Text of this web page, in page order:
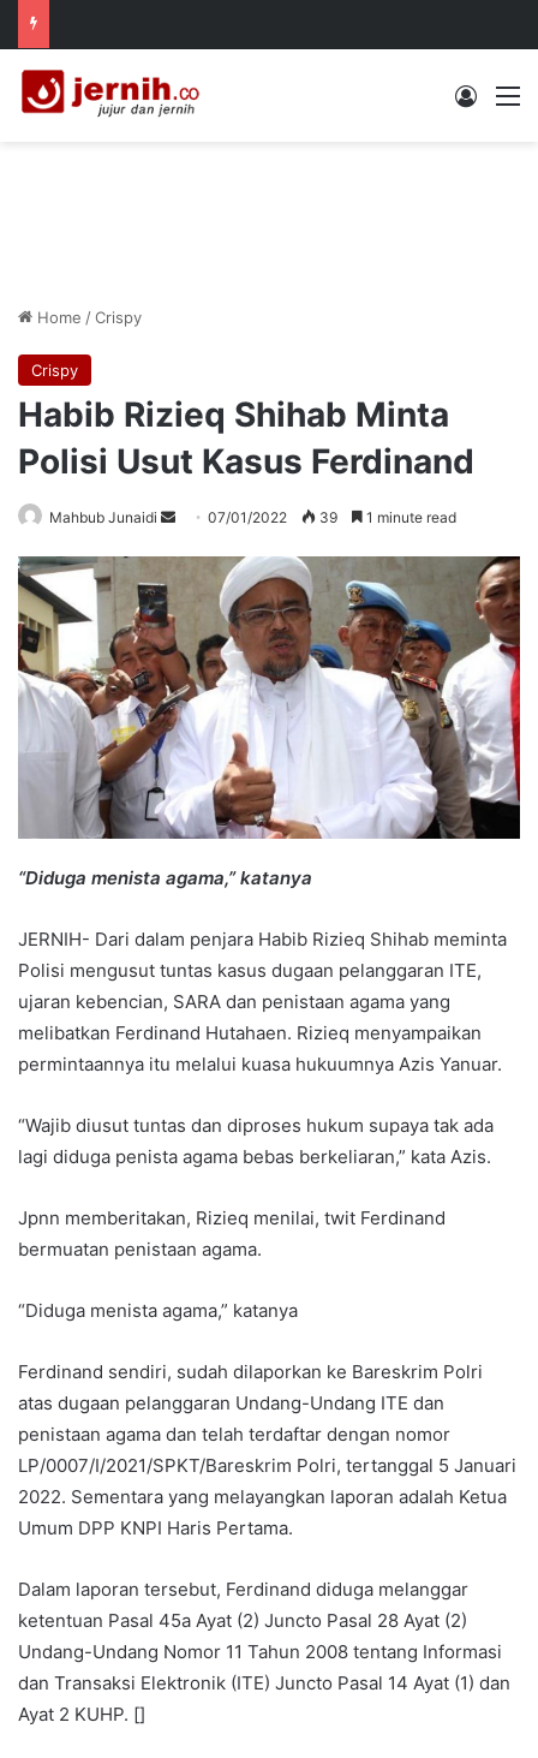
Log In
Home /Crispy
Crispy
Habib Rizieq Shihab Minta
Polisi Usut Kasus Ferdinand
Mahbub Junaidi
Send07/01/2022 39 1 minute read
“Diduga menista agama,” katanya
JERNIH- Dari dalam penjara Habib Rizieq Shihab meminta
Polisi mengusut tuntas kasus dugaan pelanggaran ITE,
ujaran kebencian, SARA dan penistaan agama yang
melibatkan Ferdinand Hutahaen. Rizieq menyampaikan
permintaannya itu melalui kuasa hukuumnya Azis Yanuar.
“Wajib diusut tuntas dan diproses hukum supaya tak ada
lagi diduga penista agama bebas berkeliaran,” kata Azis.
Jpnn memberitakan, Rizieq menilai, twit Ferdinand
bermuatan penistaan agama.
“Diduga menista agama,” katanya
Ferdinand sendiri, sudah dilaporkan ke Bareskrim Polri
atas dugaan pelanggaran Undang-Undang ITE dan
penistaan agama dan telah terdaftar dengan nomor
LP/0007/I/2021/SPKT/Bareskrim Polri, tertanggal 5 Januari
2022. Sementara yang melayangkan laporan adalah Ketua
Umum DPP KNPI Haris Pertama.
Dalam laporan tersebut, Ferdinand diduga melanggar
ketentuan Pasal 45a Ayat (2) Juncto Pasal 28 Ayat (2)
Undang-Undang Nomor 11 Tahun 2008 tentang Informasi
dan Transaksi Elektronik (ITE) Juncto Pasal 14 Ayat (1) dan
Ayat 2 KUHP. []